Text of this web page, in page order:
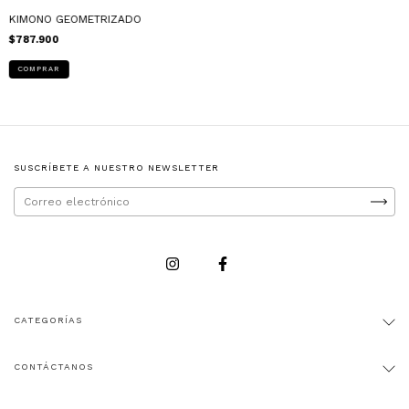
KIMONO GEOMETRIZADO
$787.900
COMPRAR
SUSCRÍBETE A NUESTRO NEWSLETTER
CATEGORÍAS
CONTÁCTANOS